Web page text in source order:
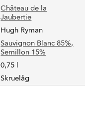
Château de la
Jaubertie
Hugh Ryman
Sauvignon Blanc 85%,
Semillon 15%
0,75 l
Skruelåg